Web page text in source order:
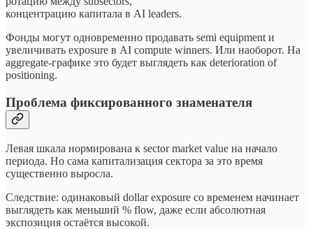
концентрацию капитала в AI leaders.
Фонды могут одновременно продавать semi equipment и
увеличивать exposure в AI compute winners. Или наоборот. На
aggregate-графике это будет выглядеть как deterioration of
positioning.
Проблема фиксированного знаменателя
Левая шкала нормирована к sector market value на начало
периода. Но сама капитализация сектора за это время
существенно выросла.
Следствие: одинаковый dollar exposure со временем начинает
выглядеть как меньший % flow, даже если абсолютная
экспозиция остаётся высокой.